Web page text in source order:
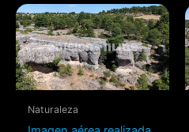
Naturaleza